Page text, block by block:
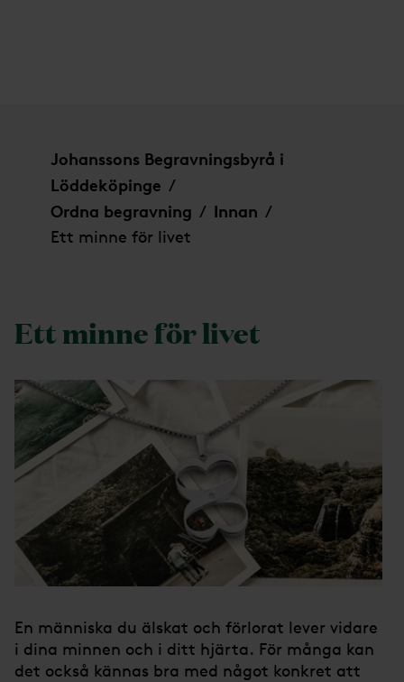
Johanssons Begravningsbyrå i
Löddeköpinge /
Ordna begravning / Innan /
Ett minne för livet
Ett minne för livet
En människa du älskat och förlorat lever vidare
i dina minnen och i ditt hjärta. För många kan
det också kännas bra med något konkret att